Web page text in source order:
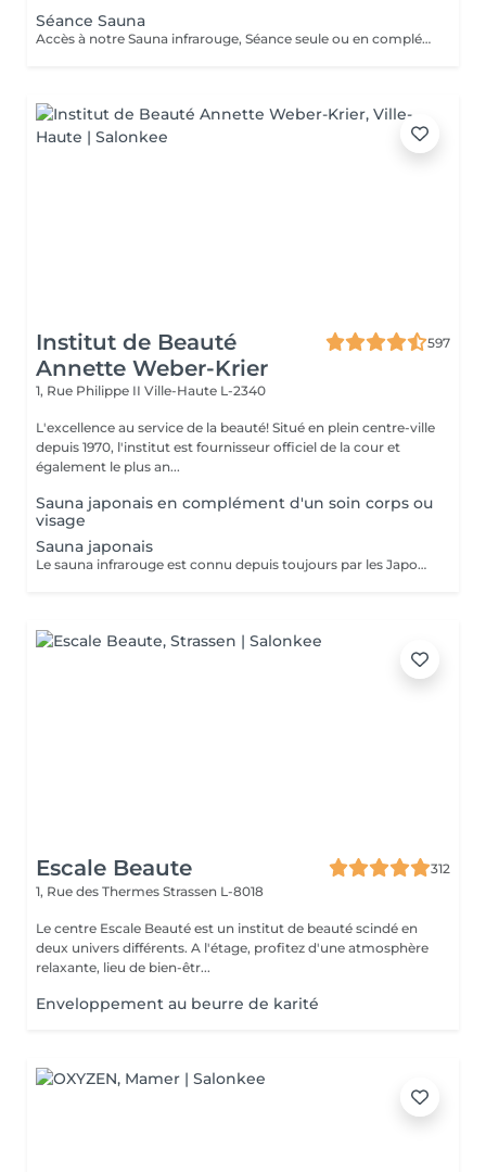
Séance Sauna
Accès à notre Sauna infrarouge, Séance seule ou en complément d'un soin. 20 Minutes de sauna+ Accès douche. Pensez à ramener votre serviette pour la séance. ATTENTION le sauna comporte des contres indications veillez à vous renseigner en cas de doutes.
Institut de Beauté
Annette Weber-Krier
597
1, Rue Philippe II Ville-Haute L-2340
L'excellence au service de la beauté! Situé en plein centre-ville
depuis 1970, l'institut est fournisseur officiel de la cour et
également le plus an...
Sauna japonais en complément d'un soin corps ou
visage
Sauna japonais
Le sauna infrarouge est connu depuis toujours par les Japonais pour ses vertus apaisantes et détoxifiantes. Equipé d'une technologie carbone, le Sauna Dôme est constitué d'un matelas et de 2 dômes qui émettent des infrarouges longs. Les pierres minérales intégrées décuplent les bienfaits des infrarouges (+300 pierres). Amincissement Détox : Perte jusqu'à 600 calories/séance- Sudation intense-Amélioration de la qualité de peau-Perte de -4,4cm** de tour de ventre en moyenne -18% de graisse abdominale** après 20 séances Relaxation/stress/sommeil -7,2% du cortisol* dans le sang (hormone du stress)-Baisse de -20,7%* du stress perçu-Détente musculaire et récupération après l'effort : -30,7%* de courbatures DETOX: Purification de la peau et de l'organisme-Elimination des toxines et métaux lourds : -10,5%* de plomb dans le corps Pierre de TOURMALINE MARRON : Renforcement de l'organisme- Ions négatifs- Détox métaux lourds- Vitalité Pierre de JADE : Effets relaxants et purifiants- Purification- Détente- Equilibre cellulaire Pierre de Germanium Noire : Régénérateur cellulaire- Détox- Apaise- Renforce le système immunitaire
Escale Beaute
312
1, Rue des Thermes Strassen L-8018
Le centre Escale Beauté est un institut de beauté scindé en
deux univers différents. A l'étage, profitez d'une atmosphère
relaxante, lieu de bien-êtr...
Enveloppement au beurre de karité